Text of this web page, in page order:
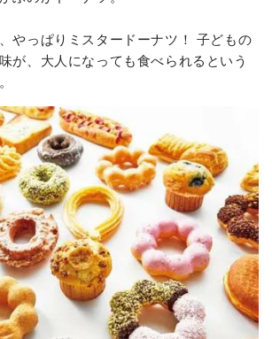
やっぱりミスタードーナツ！ 子どもの
が、大人になっても食べられるという